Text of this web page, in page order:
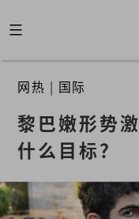
to
content
网热 | 国际
黎巴嫩形势
什么目标？